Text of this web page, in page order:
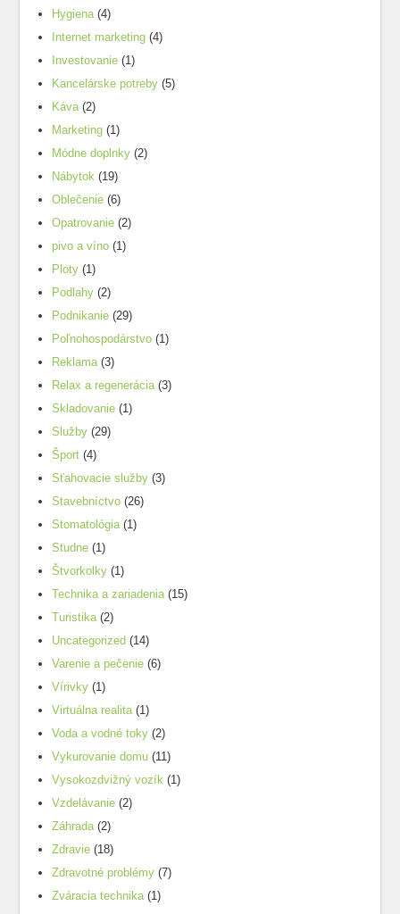
Hygiena(4)
Internet marketing (4)
Investovanie (1)
Kancelárske potreby (5)
Káva(2)
Marketing (1)
Módne doplnky (2)
Nábytok (19)
Oblečenie (6)
Opatrovanie (2)
pivo a víno (1)
Ploty (1)
Podlahy (2)
Podnikanie (29)
Poľnohospodárstvo (1)
Reklama(3)
Relax a regenerácia(3)
Skladovanie (1)
Služby (29)
Šport (4)
Sťahovacie služby (3)
Stavebníctvo (26)
Stomatológia(1)
Studne (1)
Štvorkolky (1)
Technika a zariadenia(15)
Turistika(2)
Uncategorized (14)
Varenie a pečenie (6)
Vírivky (1)
Virtuálna realita(1)
Voda a vodné toky (2)
Vykurovanie domu (11)
Vysokozdvižný vozík (1)
Vzdelávanie (2)
Záhrada(2)
Zdravie (18)
Zdravotné problémy (7)
Zváracia technika(1)